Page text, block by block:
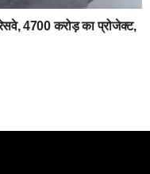
4700 करोड़ का प्रोजेक्ट,